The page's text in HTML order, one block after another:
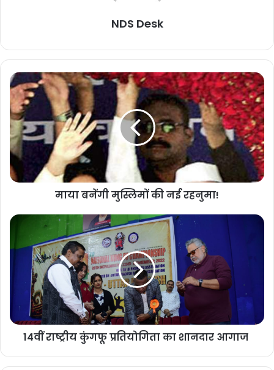
NDS Desk
माया बनेंगी मुस्लिमों की नई रहनुमा!
14वीं राष्ट्रीय कुंगफू प्रतियोगिता का शानदार आगाज